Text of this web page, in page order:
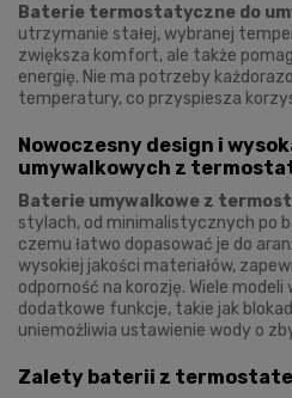
Baterie termostatyczne do
utrzymanie stałej, wybranej
zwiększa komfort, ale także
energię. Nie ma potrzeby
temperatury, co przyspiesza
Nowoczesny design i
umywalkowych z
Baterie umywalkowe z
stylach, od minimalistycznych po
czemu łatwo dopasować je do
wysokiej jakości materiałów,
odporność na korozję. Wiele
dodatkowe funkcje, takie jak
uniemożliwia ustawienie wody o
Zalety baterii z